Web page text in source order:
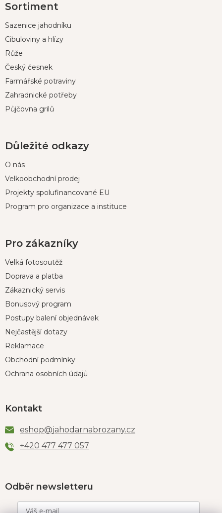
á
a
Sortiment
Sazenice jahodníku
Cibuloviny a hlízy
Růže
Český česnek
Farmářské potraviny
Zahradnické potřeby
Půjčovna grilů
Důležité odkazy
O nás
Velkoobchodní prodej
Projekty spolufinancované EU
Program pro organizace a instituce
Pro zákazníky
Velká fotosoutěž
Doprava a platba
Zákaznický servis
Bonusový program
Postupy balení objednávek
Nejčastější dotazy
Reklamace
Obchodní podmínky
Ochrana osobních údajů
Kontakt
eshop@jahodarnabrozany.cz
+420 477 477 057
Odběr newsletteru